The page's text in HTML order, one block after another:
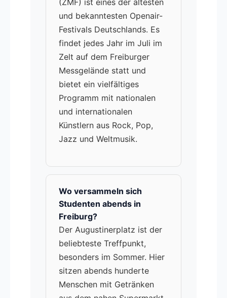
und bekanntesten Openair-
Festivals Deutschlands. Es
findet jedes Jahr im Juli im
Zelt auf dem Freiburger
Messgelände statt und
bietet ein vielfältiges
Programm mit nationalen
und internationalen
Künstlern aus Rock, Pop,
Jazz und Weltmusik.
Wo versammeln sich
Studenten abends in
Freiburg?
Der Augustinerplatz ist der
beliebteste Treffpunkt,
besonders im Sommer. Hier
sitzen abends hunderte
Menschen mit Getränken